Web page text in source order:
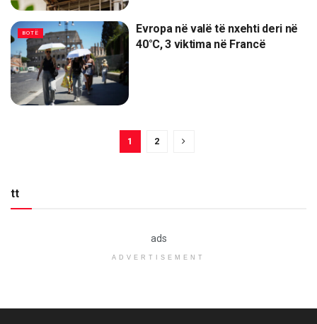
BOTË
Evropa në valë të nxehti deri në
40°C, 3 viktima në Francë
1 2
tt
ads
ADVERTISEMENT